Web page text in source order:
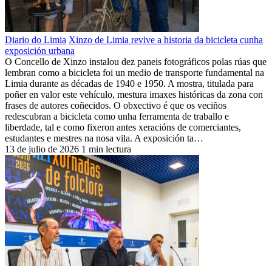
Diario do Limia Xinzo de Limia revive a historia da bicicleta cunha
exposición urbana
O Concello de Xinzo instalou dez paneis fotográficos polas rúas que
lembran como a bicicleta foi un medio de transporte fundamental na
Limia durante as décadas de 1940 e 1950. A mostra, titulada para
poñer en valor este vehículo, mestura imaxes históricas da zona con
frases de autores coñecidos. O obxectivo é que os veciños
redescubran a bicicleta como unha ferramenta de traballo e
liberdade, tal e como fixeron antes xeracións de comerciantes,
estudantes e mestres na nosa vila. A exposición ta…
13 de julio de 2026 1 min lectura